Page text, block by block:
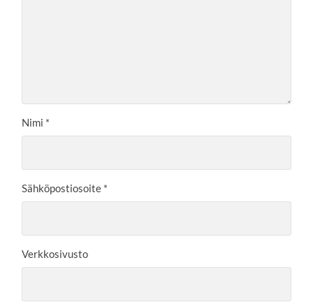
Nimi *
Sähköpostiosoite *
Verkkosivusto